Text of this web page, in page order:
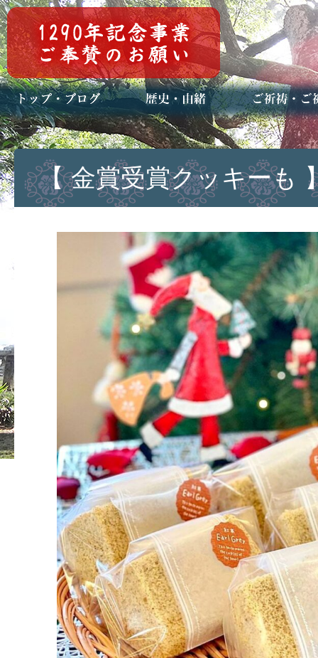
トップページ
ブログ(日々八百万)
お知らせ一覧 歴史・ご祭神
年中行事
メディア掲載 ご祈祷・ご祈
安産祈願
初宮参り
七五三詣
長寿のお祝い
神前結婚式
厄祓い・方位
車のお祓い
地鎮祭
神葬祭（神式
【 金賞受賞クッキーも